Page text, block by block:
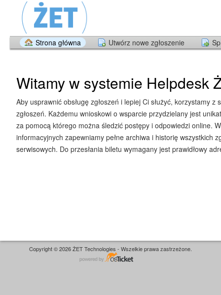
Strona główna Utwórz nowe zgłoszenie
Witamy w systemie Helpdesk
Aby usprawnić obsługę zgłoszeń i lepiej Ci służyć, korzystamy z
zgłoszeń. Każdemu wnioskowi o wsparcie przydzielany jest
za pomocą którego można śledzić postępy i odpowiedzi online.
informacyjnych zapewniamy pełne archiwa i historię wszystkich
serwisowych. Do przesłania biletu wymagany jest prawidłowy
Copyright © 2026 ŻET Technologies - Wszelkie prawa zastrzeżone.